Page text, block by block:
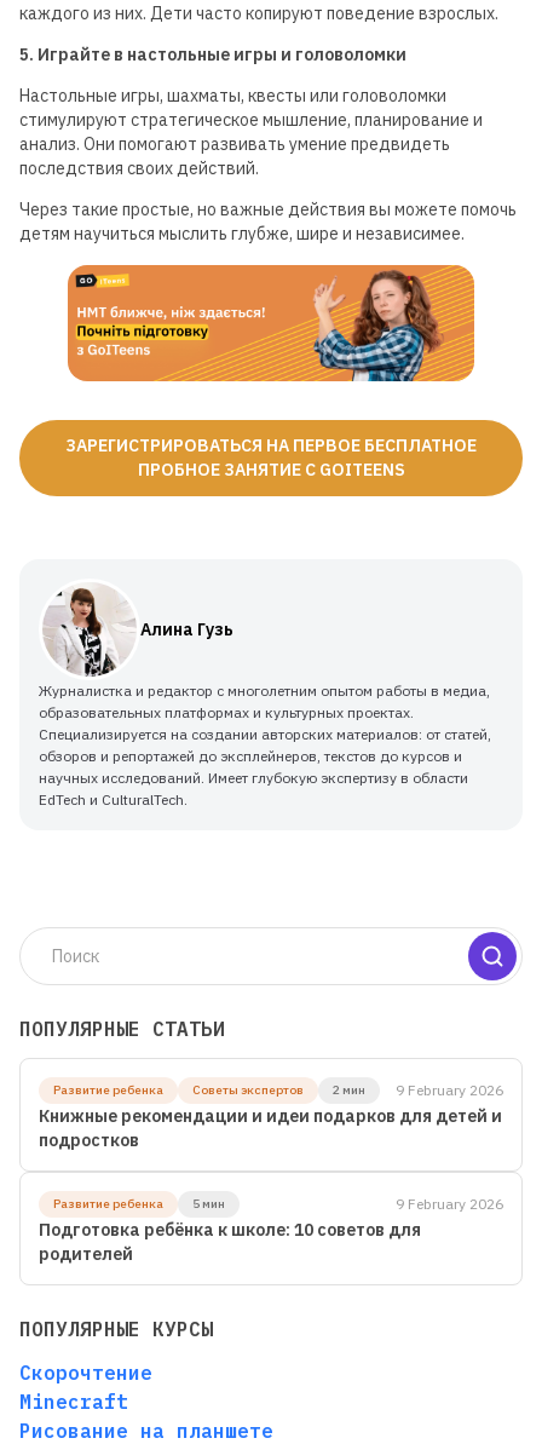
каждого из них. Дети часто копируют поведение взрослых.
5. Играйте в настольные игры и головоломки
Настольные игры, шахматы, квесты или головоломки
стимулируют стратегическое мышление, планирование и
анализ. Они помогают развивать умение предвидеть
последствия своих действий.
Через такие простые, но важные действия вы можете помочь
детям научиться мыслить глубже, шире и независимее.
ЗАРЕГИСТРИРОВАТЬСЯ НА ПЕРВОЕ БЕСПЛАТНОЕ
ПРОБНОЕ ЗАНЯТИЕ С GOITEENS
Алина Гузь
Журналистка и редактор с многолетним опытом работы в медиа,
образовательных платформах и культурных проектах.
Специализируется на создании авторских материалов: от статей,
обзоров и репортажей до эксплейнеров, текстов до курсов и
научных исследований. Имеет глубокую экспертизу в области
EdTech и CulturalTech.
ПОПУЛЯРНЫЕ СТАТЬИ
Развитие ребенка Советы экспертов 2 мин 9 February 2026
Книжные рекомендации и идеи подарков для детей и
подростков
Развитие ребенка 5 мин 9 February 2026
Подготовка ребёнка к школе: 10 советов для
родителей
ПОПУЛЯРНЫЕ КУРСЫ
Скорочтение
Minecraft
Рисование на планшете
Для детей от 8 до 13 лет
ЛЕТНЯЯ МАСТЕРСКАЯ GOITEENS
ВМЕСТО ЛЕТА В ТЕЛЕФОНЕ -
8+ ГОТОВЫХ ПРОЕКТОВ ЗА 4
НЕДЕЛИ